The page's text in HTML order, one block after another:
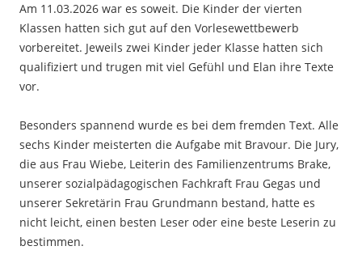
Am 11.03.2026 war es soweit. Die Kinder der vierten
Klassen hatten sich gut auf den Vorlesewettbewerb
vorbereitet. Jeweils zwei Kinder jeder Klasse hatten sich
qualifiziert und trugen mit viel Gefühl und Elan ihre Texte
vor.
Besonders spannend wurde es bei dem fremden Text. Alle
sechs Kinder meisterten die Aufgabe mit Bravour. Die Jury,
die aus Frau Wiebe, Leiterin des Familienzentrums Brake,
unserer sozialpädagogischen Fachkraft Frau Gegas und
unserer Sekretärin Frau Grundmann bestand, hatte es
nicht leicht, einen besten Leser oder eine beste Leserin zu
bestimmen.